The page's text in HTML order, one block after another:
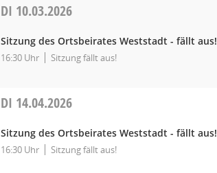
DI 10.03.2026
Sitzung des Ortsbeirates Weststadt - fällt aus!
16:30 Uhr Sitzung fällt aus!
DI 14.04.2026
Sitzung des Ortsbeirates Weststadt - fällt aus!
16:30 Uhr Sitzung fällt aus!